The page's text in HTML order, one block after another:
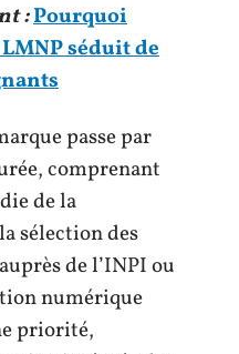
:Pourquoi
séduit de
passe par
comprenant
de la
sélection des
de l’INPI ou
numérique
priorité,